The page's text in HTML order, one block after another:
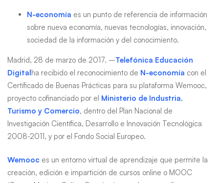
N-economía es un punto de referencia de información
sobre nueva economía, nuevas tecnologías, innovación,
sociedad de la información y del conocimiento.
Madrid, 28 de marzo de 2017. –Telefónica Educación
Digitalha recibido el reconocimiento de N-economía con el
Certificado de Buenas Prácticas para su plataforma Wemooc,
proyecto cofinanciado por el Ministerio de Industria,
Turismo y Comercio, dentro del Plan Nacional de
Investigación Científica, Desarrollo e Innovación Tecnológica
2008-2011, y por el Fondo Social Europeo.
Wemooc es un entorno virtual de aprendizaje que permite la
creación, edición e impartición de cursos online o MOOC